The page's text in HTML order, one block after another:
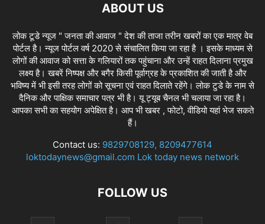
ABOUT US
लोक टूडे न्यूज " जनता की आवाज " देश की ताजा तरीन खबरों का एक मात्र वेब
पोर्टल है। न्यूज पोर्टल वर्ष 2020 से संचालित किया जा रहा है । इसके माध्यम से
लोगों की आवाज को सत्ता के गलियारों तक पहुंचाना और उन्हें राहत दिलाना प्रमुख
लक्ष्य है। खबरें निष्पक्ष और बगैर किसी पूर्वाग्रह के प्रकाशित की जाती है और
भविष्य में भी इसी तरह लोगों को सूचना एवं राहत दिलाते रहेंगे। लोक टुडे के नाम से
दैनिक और पाक्षिक समाचार पत्र भी है। यू ट्यूब चैनल भी चलाया जा रहा है।
आपका सभी का सहयोग अपेक्षित है। आप भी खबर , फोटो, वीडियो यहां भेज सकते
हैं।
Contact us: 9829708129, 8209477614
loktodaynews@gmail.com Lok today news network
FOLLOW US